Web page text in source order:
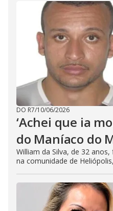
DO R7/10/06/2026
‘Achei que ia
do Maníaco do
William da Silva, de 32
na comunidade de